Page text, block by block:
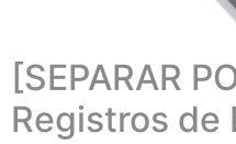
[SEPARAR
Registros de